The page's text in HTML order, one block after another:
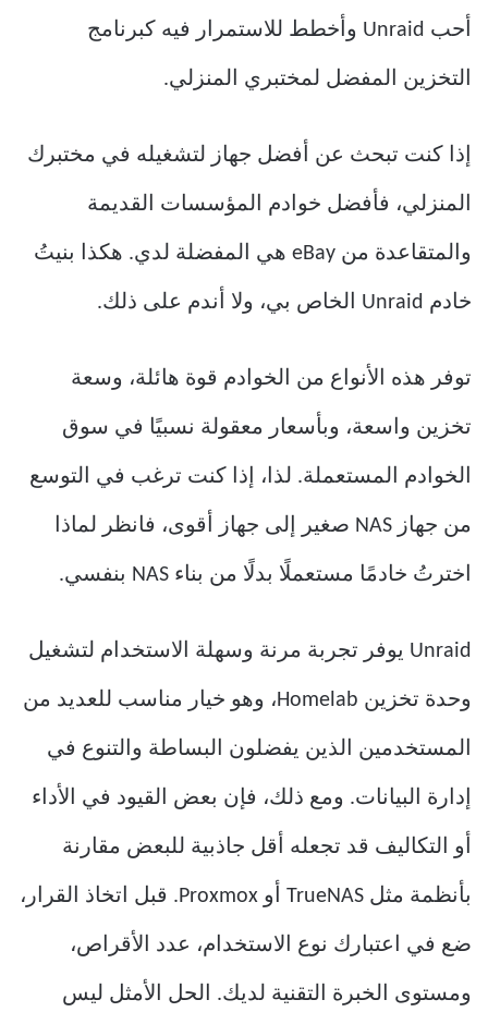
أحب Unraid وأخطط للاستمرار فيه كبرنامج
التخزين المفضل لمختبري المنزلي.
إذا كنت تبحث عن أفضل جهاز لتشغيله في مختبرك
المنزلي، فأفضل خوادم المؤسسات القديمة
والمتقاعدة من eBay هي المفضلة لدي. هكذا بنيتُ
خادم Unraid الخاص بي، ولا أندم على ذلك.
توفر هذه الأنواع من الخوادم قوة هائلة، وسعة
تخزين واسعة، وبأسعار معقولة نسبيًا في سوق
الخوادم المستعملة. لذا، إذا كنت ترغب في التوسع
من جهاز NAS صغير إلى جهاز أقوى، فانظر لماذا
اخترتُ خادمًا مستعملًا بدلًا من بناء NAS بنفسي.
Unraid يوفر تجربة مرنة وسهلة الاستخدام لتشغيل
وحدة تخزين Homelab، وهو خيار مناسب للعديد من
المستخدمين الذين يفضلون البساطة والتنوع في
إدارة البيانات. ومع ذلك، فإن بعض القيود في الأداء
أو التكاليف قد تجعله أقل جاذبية للبعض مقارنة
بأنظمة مثل TrueNAS أو Proxmox. قبل اتخاذ القرار،
ضع في اعتبارك نوع الاستخدام، عدد الأقراص،
ومستوى الخبرة التقنية لديك. الحل الأمثل ليس